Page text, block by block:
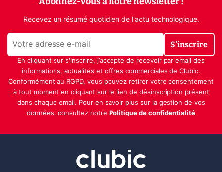
Recevez un résumé quotidien de l'actu technologique.
S'inscrire
En cliquant sur s'inscrire, j’accepte de recevoir par email des
informations, actualités et offres commerciales de Clubic.
Conformément au RGPD, vous pouvez retirer votre consentement
à tout moment en cliquant sur le lien de désinscription présent
dans chaque email. Pour en savoir plus sur la gestion de vos
données, consultez notre Politique de confidentialité